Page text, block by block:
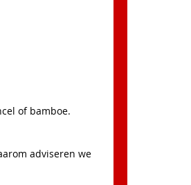
of bamboe.
adviseren we